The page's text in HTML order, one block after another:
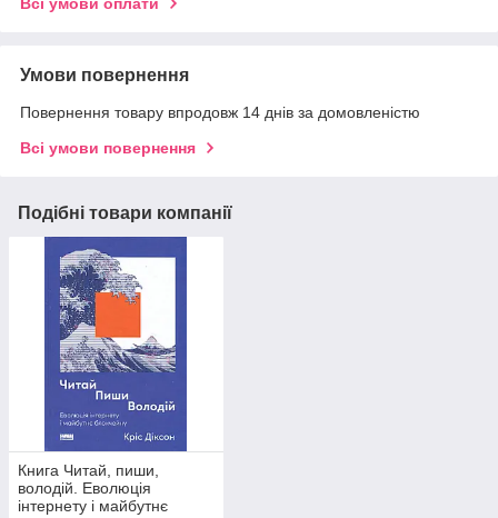
Всі умови оплати
Умови повернення
Повернення товару впродовж 14 днів за домовленістю
Всі умови повернення
Подібні товари компанії
Книга Читай, пиши,
володій. Еволюція
інтернету і майбутнє